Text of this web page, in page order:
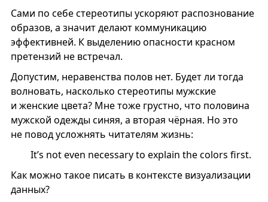
Сами по себе стереотипы ускоряют распознование
образов, а значит делают коммуникацию
эффективней. К выделению опасности красном
претензий не встречал.
Допустим, неравенства полов нет. Будет ли тогда
волновать, насколько стереотипы мужские
и женские цвета? Мне тоже грустно, что половина
мужской одежды синяя, а вторая чёрная. Но это
не повод усложнять читателям жизнь:
It’s not even necessary to explain the colors first.
Как можно такое писать в контексте визуализации
данных?